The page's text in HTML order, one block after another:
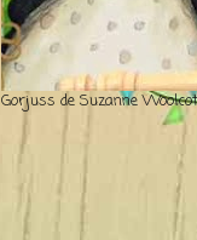
Gorjuss de Suzanne